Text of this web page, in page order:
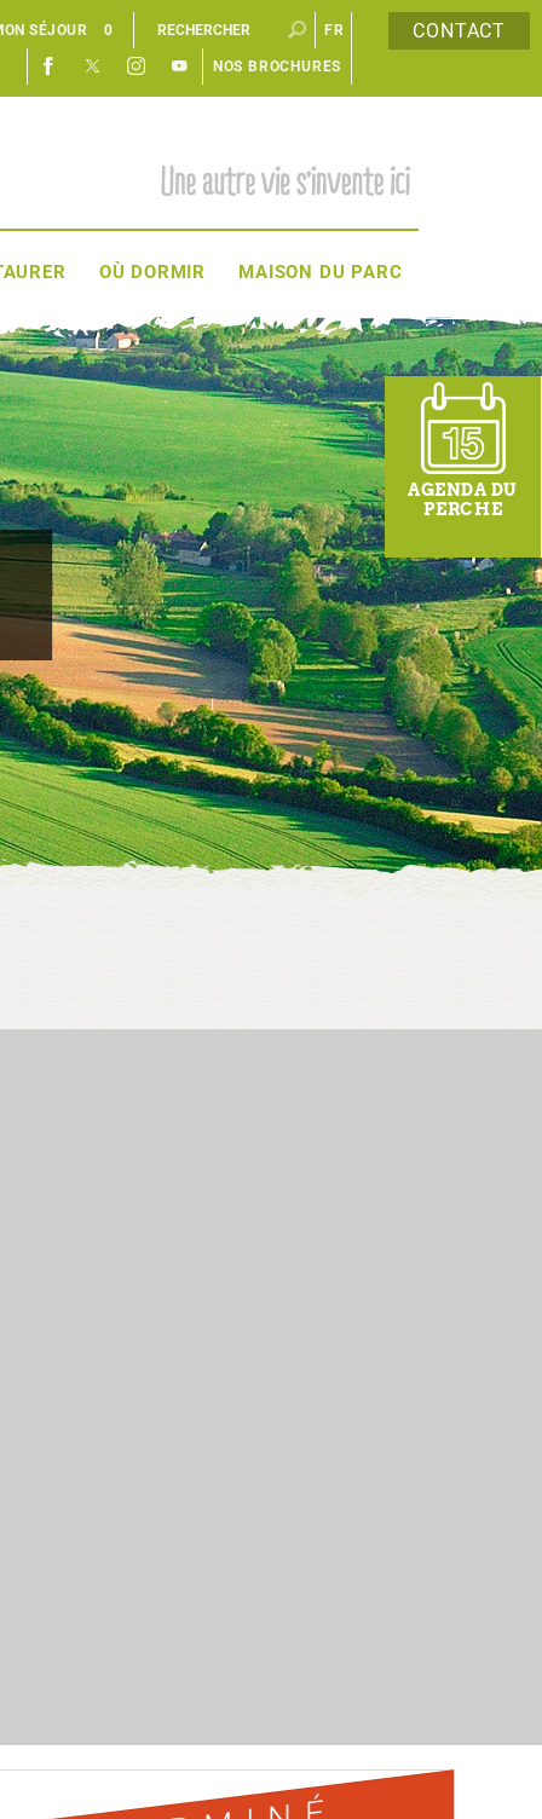
CONTACT
EN
FR
SÉJOUR 0
NOS BROCHURES
OÙ DORMIR MAISON DU PARC
AGENDA DU
PERCHE